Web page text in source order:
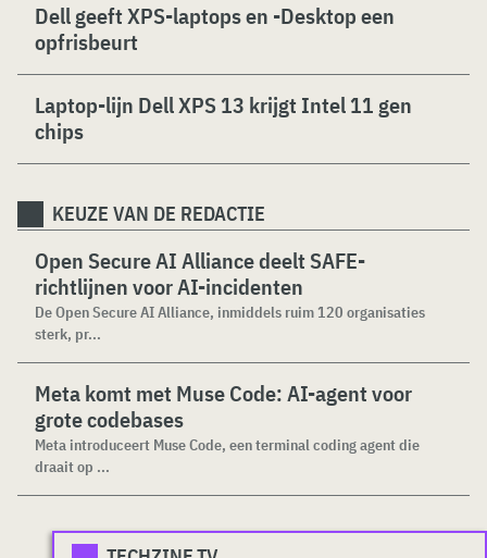
Dell geeft XPS-laptops en -Desktop een
opfrisbeurt
Laptop-lijn Dell XPS 13 krijgt Intel 11 gen
chips
KEUZE VAN DE REDACTIE
Open Secure AI Alliance deelt SAFE-
richtlijnen voor AI-incidenten
De Open Secure AI Alliance, inmiddels ruim 120 organisaties
sterk, pr...
Meta komt met Muse Code: AI-agent voor
grote codebases
Meta introduceert Muse Code, een terminal coding agent die
draait op ...